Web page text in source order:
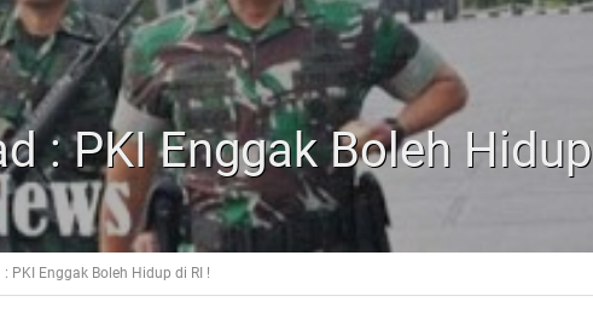
: PKI Enggak Boleh Hidup
PKI Enggak Boleh Hidup di RI !